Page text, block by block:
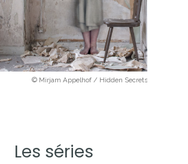
© Mirjam Appelhof / Hidden Secrets
Les séries